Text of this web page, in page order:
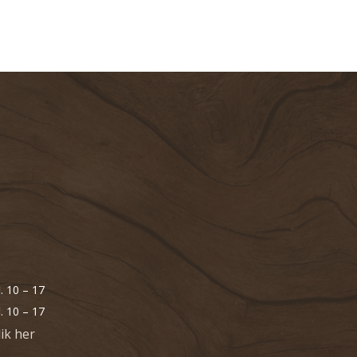
10 – 17
10 – 17
her